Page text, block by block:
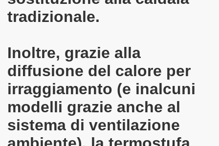
tradizionale.
Inoltre, grazie alla
diffusione del calore per
irraggiamento (e inalcuni
modelli grazie anche al
sistema di ventilazione